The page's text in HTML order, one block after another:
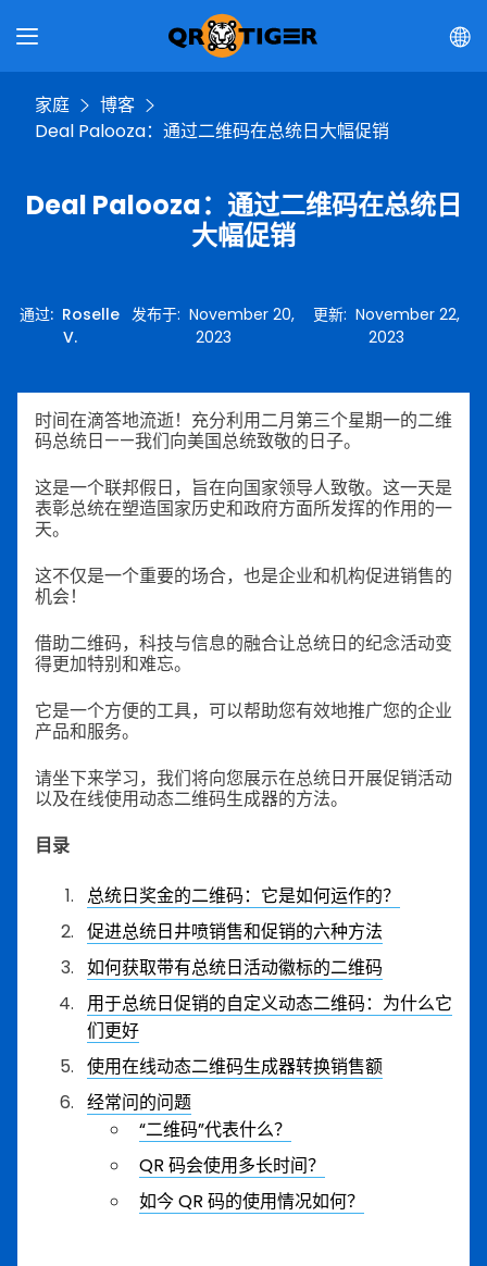
家庭
博客
Deal Palooza：通过二维码在总统日大幅促销
Deal Palooza：通过二维码在总统日
大幅促销
通过: Roselle
V.
发布于: November 20,
2023
更新:November 22,
2023
时间在滴答地流逝！充分利用二月第三个星期一的二维
码总统日——我们向美国总统致敬的日子。
这是一个联邦假日，旨在向国家领导人致敬。这一天是
表彰总统在塑造国家历史和政府方面所发挥的作用的一
天。
这不仅是一个重要的场合，也是企业和机构促进销售的
机会！
借助二维码，科技与信息的融合让总统日的纪念活动变
得更加特别和难忘。
它是一个方便的工具，可以帮助您有效地推广您的企业
产品和服务。
请坐下来学习，我们将向您展示在总统日开展促销活动
以及在线使用动态二维码生成器的方法。
目录
总统日奖金的二维码：它是如何运作的？
促进总统日井喷销售和促销的六种方法
如何获取带有总统日活动徽标的二维码
用于总统日促销的自定义动态二维码：为什么它
们更好
使用在线动态二维码生成器转换销售额
经常问的问题
“二维码”代表什么？
QR 码会使用多长时间？
如今 QR 码的使用情况如何？